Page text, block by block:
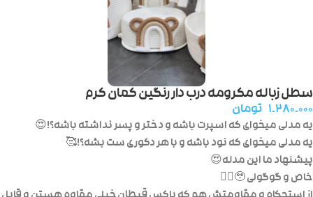
سطل زباله مکرومه درب دار رنگین کمان کرم
۱.۲۸۰.۰۰۰ تومان
یه مدلی میخوای که اسپرت باشه و دختر و پسر نداشته باشه؟!😍
یه مدلی میخوای که نود باشه و با هر دکوری ست بشه؟!🥰
پیشنهاد ما این مدله😍
خاص و گوگولی 🥹👌🏻